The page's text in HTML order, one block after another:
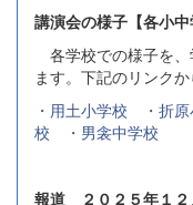
講演会の様子【各小中
各学校での様子を
ます。下記のリンクか
・用土小学校
・折
校
・男衾中学校
報道 ２０２５年１２